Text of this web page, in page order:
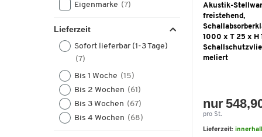
Eigenmarke (7)
Lieferzeit
Sofort lieferbar (1-3 Tage)
(7)
Bis 1 Woche (15)
Bis 2 Wochen (61)
Bis 3 Wochen (67)
Bis 4 Wochen (68)
Akustik-
freistehend,
1000 x T 25 x H
meliert
nur
pro St.
Lieferzeit: